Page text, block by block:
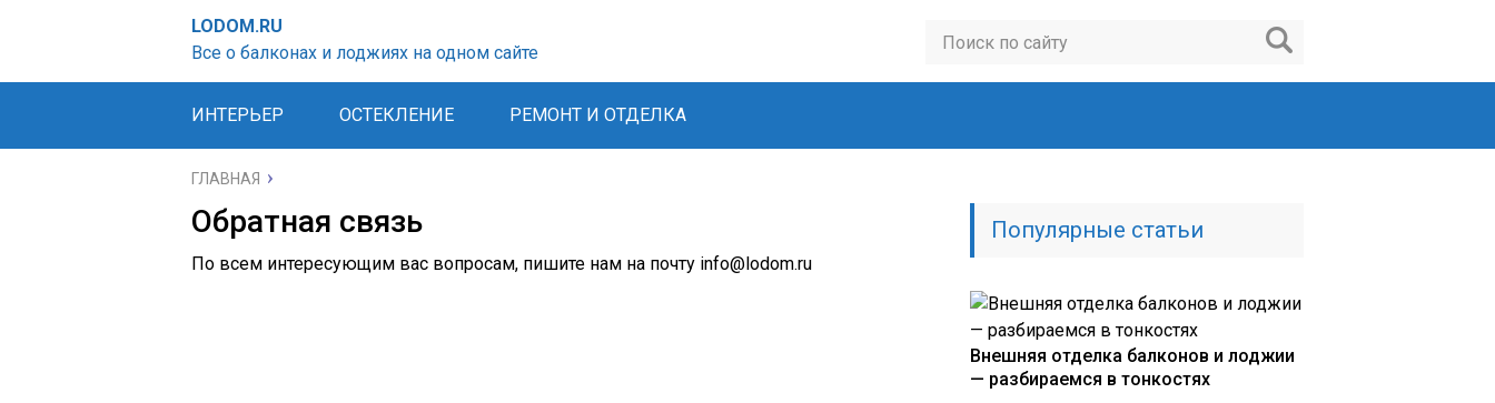
LODOM.RU
Все о балконах и лоджиях на одном сайте
ИНТЕРЬЕР ОСТЕКЛЕНИЕ РЕМОНТ И ОТДЕЛКА
ГЛАВНАЯ
Обратная связь
По всем интересующим вас вопросам, пишите нам на почту info@lodom.ru
Популярные статьи
Внешняя отделка балконов и лоджии
— разбираемся в тонкостях